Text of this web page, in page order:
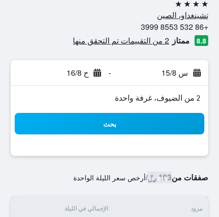
4 نجوم
تشينغداو، الصين
+86 532 8553 3999
8.8 ممتاز 2 من التقييمات تم التحقق منها
س 15/8 - ح 16/8
2 من الضيوف، غرفة واحدة
بحث
صفقات من193 ﷼ /أرخص سعر الليلة الواحدة
مزود الإجمالي في الليلة